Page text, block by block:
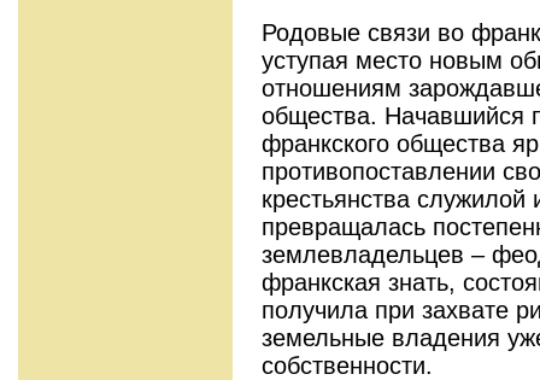
Родовые связи во
уступая место новым
отношениям
общества. Начавшийся
франкского общества
противопоставлении
крестьянства служилой
превращалась
землевладельцев –
франкская знать,
получила при захвате
земельные владения
собственности.